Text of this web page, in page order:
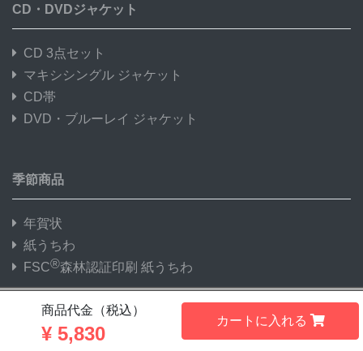
商品代金（税込）
¥ 5,830
カートに入れる
CD・DVDジャケット
CD 3点セット
マキシシングル ジャケット
CD帯
DVD・ブルーレイ ジャケット
季節商品
年賀状
紙うちわ
FSC®森林認証印刷 紙うちわ
® 森林認証印刷